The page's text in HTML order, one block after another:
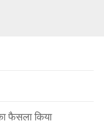
फैसला किया